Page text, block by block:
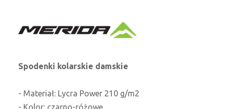
Spodenki kolarskie damskie
- Materiał: Lycra Power 210 g/m2
- Kolor: czarno-różowe